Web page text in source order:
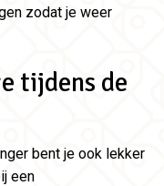
zodat je weer
tijdens de
bent je ook lekker
een